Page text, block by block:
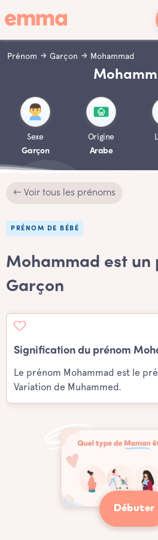
Prénom Garçon Mohammad
Sexe
Garçon
Origine
Arabe
← Voir tous les prénoms
PRÉNOM DE BÉBÉ
Mohammad est un
Garçon
Signification du prénom
Le prénom Mohammad est le
Variation de Muhammed.
Débuter